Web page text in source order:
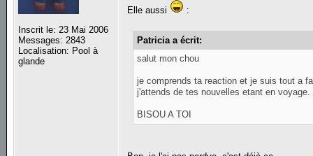
Inscrit le: 23 Mai 2006
Messages: 2843
Localisation: Pool à
glande
Elle aussi :
Patricia a écrit:
salut mon chou
je comprends ta reaction et je suis tout a
j'attends de tes nouvelles etant en voyage.
BISOU A TOI